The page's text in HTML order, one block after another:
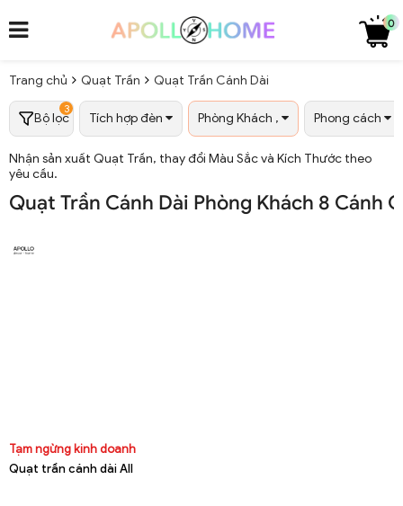
0
Trang chủ Quạt Trần Quạt Trần Cánh Dài
Bộ lọc
3
Tích hợp đèn Phòng Khách , Phong cách
Nhận sản xuất Quạt Trần, thay đổi Màu Sắc và Kích Thước theo
yêu cầu.
Quạt Trần Cánh Dài Phòng Khách 8 Cánh
Tạm ngừng kinh doanh
Quạt trần cánh dài All